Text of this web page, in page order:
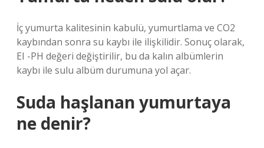
İç yumurta kalitesinin kabulü, yumurtlama ve CO2
kaybından sonra su kaybı ile ilişkilidir. Sonuç olarak,
EI -PH değeri değiştirilir, bu da kalın albümlerin
kaybı ile sulu albüm durumuna yol açar.
Suda haşlanan yumurtaya
ne denir?